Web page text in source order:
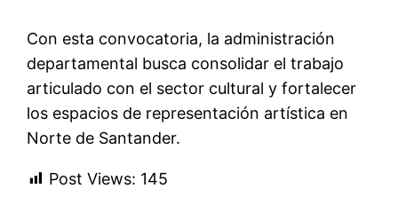
Con esta convocatoria, la administración
departamental busca consolidar el trabajo
articulado con el sector cultural y fortalecer
los espacios de representación artística en
Norte de Santander.
Post Views: 145